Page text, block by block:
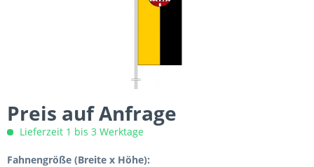
Preis auf Anfrage
Lieferzeit 1 bis 3 Werktage
Fahnengröße (Breite x Höhe):